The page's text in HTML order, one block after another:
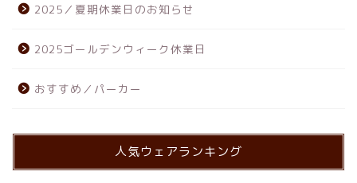
2025／夏期休業日のお知らせ
2025ゴールデンウィーク休業日
おすすめ／パーカー
人気ウェアランキング